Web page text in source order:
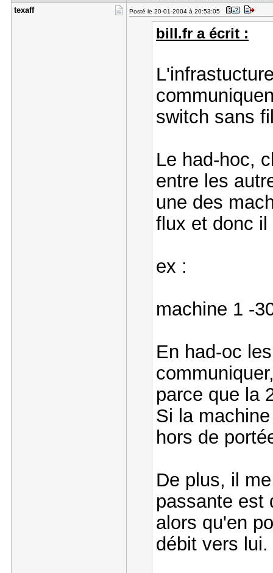
texaff Posté le 20-01-2004 à 20:53:05
bill.fr a écrit :
switch sans
Le had-hoc,
entre les
une des
flux et donc
ex :
machine 1 -
En had-oc
parce que la
Si la
hors de
De plus, il
passante est
alors qu'en
débit vers lui.